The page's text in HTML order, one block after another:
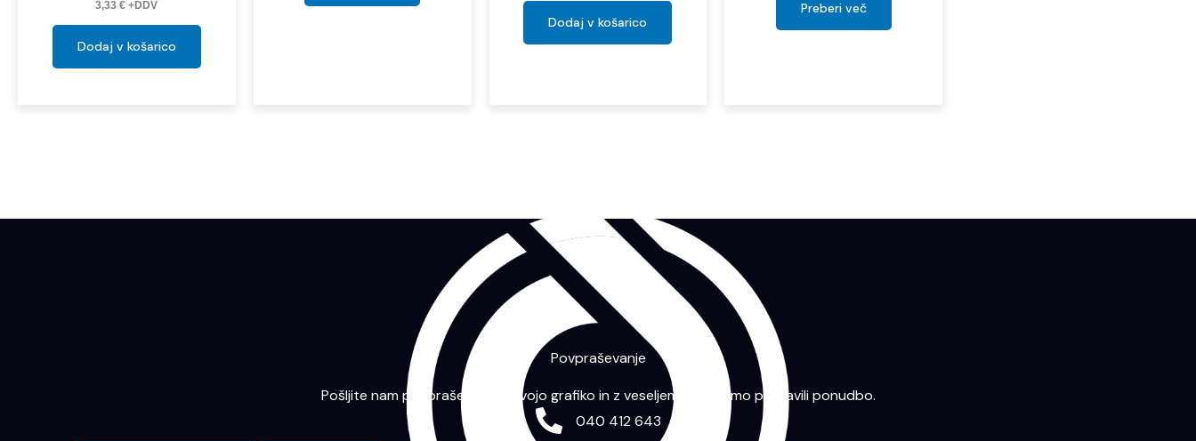
3,33€ +DDV
Dodaj v košarico
Dodaj v košarico
Preberi več
Povpraševanje
Pošljite nam povpraševanje s svojo grafiko in z veseljem vam bomo pripravili ponudbo.
040 412 643